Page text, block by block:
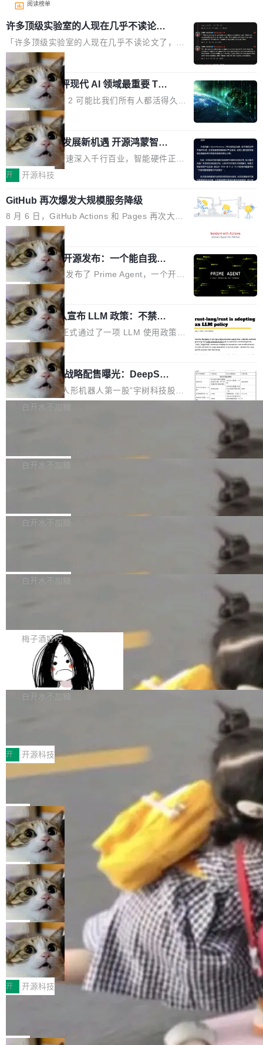
阅读榜单
许多顶级实验室的人现在几乎不读论文
了
「许多顶级实验室的人现在几乎不读论文了，而
且他们认为 ICLR/ICML/NeurIPS 充斥着大量过
度宣传和欺诈。」 OpenAI 研究员 Keller Jorda
n 这条推文引发了广泛讨论。他不是在说风凉
话，他是说出了一个圈内人尽皆知但很少公开捅
破的事实。 Jordan 随后补充了一句软化声明：
「我不认为这些会议上大部分论文都在过度宣传
或造假。问题是，作为读者，如果你筛选出那些
看起来最令人兴奋的论文，那它们大部分都是过
度宣传的。」 这才是真正的痛点。不是所有论文
都有问题，是最吸引眼球的那批论文最有问题。
他引用的帖子来自 Mathew Shen，一位 ICLR 2
026 的读者：「看了篇 ...
局
xAI 前工程师评现代 AI 领域最重要 Top
3 开源项目
Flash Attention 2 可能比我们所有人都活得久。
这句话不是来自某个技术博客，而是出自 Hieu
Pham 的一条推文。Hieu Pham 是谁？他是 xAI
的早期工程师之一，在 Grok 训练基础设施团队
工作过。近日他在 X 上发了一条帖子，列出了他
认为现代 AI 领域最重要的三个开源项目。 第一
个名字毫无悬念：Flash Attention 2。 Hieu 的
理由很具体。FA 系列不需要解释，但 FA2 是他
认为最重要的一个——复杂度恰到好处，刚好能
驱动你去学 CuTe，但还没被那些"邪恶的" Hopp
er++ 优化所淹没，足够容易修改和适配。 更关
键的是 FA2 的持久性...
局
共商智能硬件发展新机遇 开源鸿蒙智能
硬件开发者日杭州站即将举行
随着万物智联加速深入千行百业，智能硬件正从
单点设备迈向智能化、网联化、协同化发展。作
鸿蒙通过统一技术底座和分布式能力，为不同类
型智能设备的开发、连接与互联提供关键支撑，
也为产业链企业探索产品创新与商业增长打开新
的空间。 8月14日，开源鸿蒙智能硬件开发者日
（OHDD：OpenHarmony Hardware Develope
r Day）将在杭州启航。活动面向智能硬件产业
链企业和开发者，邀请行业专家与资深技术顾
问，围绕开源鸿蒙技术能力、设备适配、芯片适
配、功耗与稳定性调优、兼容性测评及统一互联
等内容展开系统讲解和实战交流，帮助企业进一
步了解开源鸿蒙在智能...
开 开源科技
GitHub 再次爆发大规模服务降级
8 月 6 日，GitHub Actions 和 Pages 再次大规
模服务降级，Actions 完全不可用超过 5 小时，
webhook 停发，连自托管 runner 也因调度层故
障无法工作。Pages、Copilot code review、C
opilot coding agent 全部受影响。从检测到完全
恢复，大约 12 小时。 这是 2026 年 8 月的第六
起事故，其中四起与 AI/Copilot 服务相关。 Git
Hub 员工 kdaigle 在 HN 讨论中贴出了一组数
据：2025 年全年 10 亿次 commit。现在，每周
2.75 亿次，全年预计 140 亿次。GitHub...
局
Prime Agent 开源发布：一个能自我改
进的编程 Agent，ARC-AGI 3 超越人类
专家基线
Prime Intellect 发布了 Prime Agent，一个开源
的编程 Agent Harness，核心设计围绕两个抽
象：Recursive Language Model（RLM）和 C
ontinual Harness。在 ARC-AGI 3 基准测试
上，Prime Agent + Opus 5 的组合达到了 95.
5% RHAE Best@1，超过了 ARC 报告的人类专
家基线 95.4%。 不是又一个 coding agent 包装
器 Prime Agent 的架构和市面上大多数 coding
agent 有本质区别。大多数 agent harness 的设
计是基于早期模型的能力—...
局
Rust 项目团队宣布 LLM 政策：不禁
止，但你要承认哪些代码不是你写的
Rust 语言项目正式通过了一项 LLM 使用政策，
覆盖 rust-lang/rust 单一仓库的代码贡献。这不
是项目级别的官方立场，目前由五个团队采纳，
但它可能是主流开源项目中关于 AI 辅助贡献最
细致的一份规则。 政策的核心只有一句话：LLM
可以用来分析、提炼、审阅、建议，但不能用来
不得生成涉及安全性的关键变更，除非作者本身
局
宇树科技 IPO 战略配售曝光：DeepSe
ek 获配 93.3 万股，锁定 36 个月
8月6日晚间，“人形机器人第一股”宇树科技股份
有限公司披露IPO发行价格及战略配售结果，杭
36个月。 公告显示，本次宇树科技战略配售对
员工参与设立的专项资产管理计划。其中，Dee
获配9...
白开水不加糖
Bug fixes and enhancements 修复多次传递同
一个回归问题，该问题导致拉取镜像时会拒绝包
题，该问题可能导致在旧版 Linux 内核...
白开水不加糖
e 孵化器项目管理委员会（IPMC）投票中获得
P）！这一里程碑不仅标志着 Fluss 迈入新的发
白开水不加糖
长期停止内容更新，未能实现其作为“AI版维基百
提交的编辑请求也长期处于待处理状态。 Groki
pedia 于去年底上线，定位为由人工智能生成内
容的百科平台，被马斯克视为传统众包百科网站
维基百科的替代方案。Lawfare 调查发现，无论
热门页面还是低关注度页面，均未出现近期更
白开水不加糖
是这样的：配 MessageSource 的 Bean、写 R
eloadableResourceBundleMessageSource、
声明 LocaleResolver、注册 LocaleChangeInt
erceptor…五六步之后才能看到第一行翻译文
本。 Solon 换了个方式。整个 i18n 模块围绕三
梅子酒好吃
Apache Doris 4.1 全面增强 Iceberg：
支持 UPDATE、MERGE INTO 与 Iceb
erg V3
Apache Doris 4.1 要补齐的，正是缺失的那一
半。在已有查询能力的基础上，Doris 进一步支
常维护操作，并完整支持 Iceberg V3 格式。
白开水不加糖
村国家自主创新示范区会议中心开幕。本届大会
由中关村智联软件服务业质量创新联盟主办，以
“智构可信·质创未来——AI原生时代的质量新范
式”为主题，直面AI从实验室走向规模化产业落地
的核心质量命题。会上，《2026智能研发生产力
工具选型手册》发布，Testin云测的Testin XAge
nt智能测试系统入选AI测试领域代表产品。对CI
O而言，这提示了一个转变：AI测试正在从效率
工具升级为企业的质量基础设施。 CIO面对的新
现实 过去两年，CIO们的焦虑清单上多了两项：
一是如何让大模型和智能体应用安全地从PoC走
向生产，二是如何让测试团队跟得上AI应用...
开 开源科技
让非法状态不可表示：一篇关于 ADT
有一种东西，一旦用过就回不去了。Alex Fedos
eev 管它叫"软件设计的基石"。 他说的东西不新
鲜——代数数据类型（ADT），尤其是和类型
（sum type）。但他说清楚了一件事：这不是类
型系统的学术体操，是日常编码的思维方式。 文
章从一个简单的例子切入。一个网站的深色主题
设置，如果用布尔值 + 可空字段来表示——bool
ean 表示是否可切换，nullable 的默认模式、浅
色方案、深色方案——会产生大量无意义的组
合。方案缺了、配置冲突了、全 null 了。要知道
哪些组合有效，作者说，你得靠"文档、校验、或
者部落知识"。 换个写法。Rust 的 enum，两个
变体：Switchable...
局
Cloudflare 开源内部企业 AI 平台 Clou
dflare OS
Cloudflare 发布了一个开源项目 Cloudflare O
S。如果你只看官方博客，你会觉得这是又一
个"AI 知识库 + 聊天机器人"——每个大厂都在
做，没什么新鲜的。 但 Kenton Varda 在 Twitte
r 上把事情说清楚了： 今天我们发布了 Cloudfla
re OS，一个带连接器的聊天机器人，跟其他所
有科技公司做的一样。只不过，实际上它不一
样。这是 Sandstorm.io 的重制版，我十年前的
那个创业公司。不同的是，这次它构建在 Cloudf
lare Workers 上——我花了九年时间搭建的平台
——并且深度集成了 AI。这基本上是我十年秘密
局
Deno 团队开源 Celld，可自托管的分
布式 Durable Objects
Ryan Dahl 领导的 Deno 团队推出了最新开源项
目 Celld，一个能在自己机器上运行 Cloudflare
Workers 和 Durable Objects 的守护进程。 设
计思路很直接：每个对象是一个独立的 SQLite
数据库，按名称寻址，复制到你自己的 S3 兼容
存储库里。节点之间只通过这个存储库协调——
没有控制平面，没有共识协议。每个对象自带一
个小型数据库，应用天然按分片构建，单个数据
库的竞争和爆炸半径问题在设计层面就被消除
了。 闲置的 cell 会休眠到几乎不占资源。当 cel
局
鲁大师7月新机性能/流畅/AI榜：vivo夺
性能、流畅双第一，三星Galaxy Z系列
新折叠缺席
2026年7月的手机市场，由于存储等硬件成本暴
增，手机厂商的日子也不好过啊，新机速度明显
放缓，因此硝烟味淡了许多。新机参数规格除开
Fold8 / Z Flip8）外，其余要么是中低端机器，
例如iQOO Z11i、REDMI Note 17、REDMI No
开 开源科技
Zed 编辑器团队发布了新项目——DeltaDB，一
个在 git commit 之间记录每一次编辑操作的版